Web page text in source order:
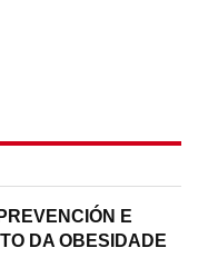
E
DA OBESIDADE